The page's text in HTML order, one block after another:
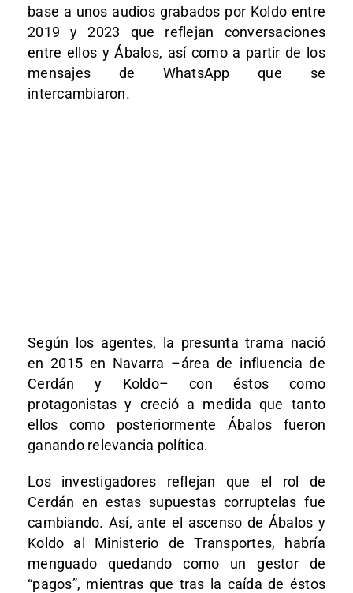
base a unos audios grabados por Koldo entre
2019 y 2023 que reflejan conversaciones
entre ellos y Ábalos, así como a partir de los
mensajes de WhatsApp que se
intercambiaron.
Según los agentes, la presunta trama nació
en 2015 en Navarra –área de influencia de
Cerdán y Koldo– con éstos como
protagonistas y creció a medida que tanto
ellos como posteriormente Ábalos fueron
ganando relevancia política.
Los investigadores reflejan que el rol de
Cerdán en estas supuestas corruptelas fue
cambiando. Así, ante el ascenso de Ábalos y
Koldo al Ministerio de Transportes, habría
menguado quedando como un gestor de
“pagos”, mientras que tras la caída de éstos